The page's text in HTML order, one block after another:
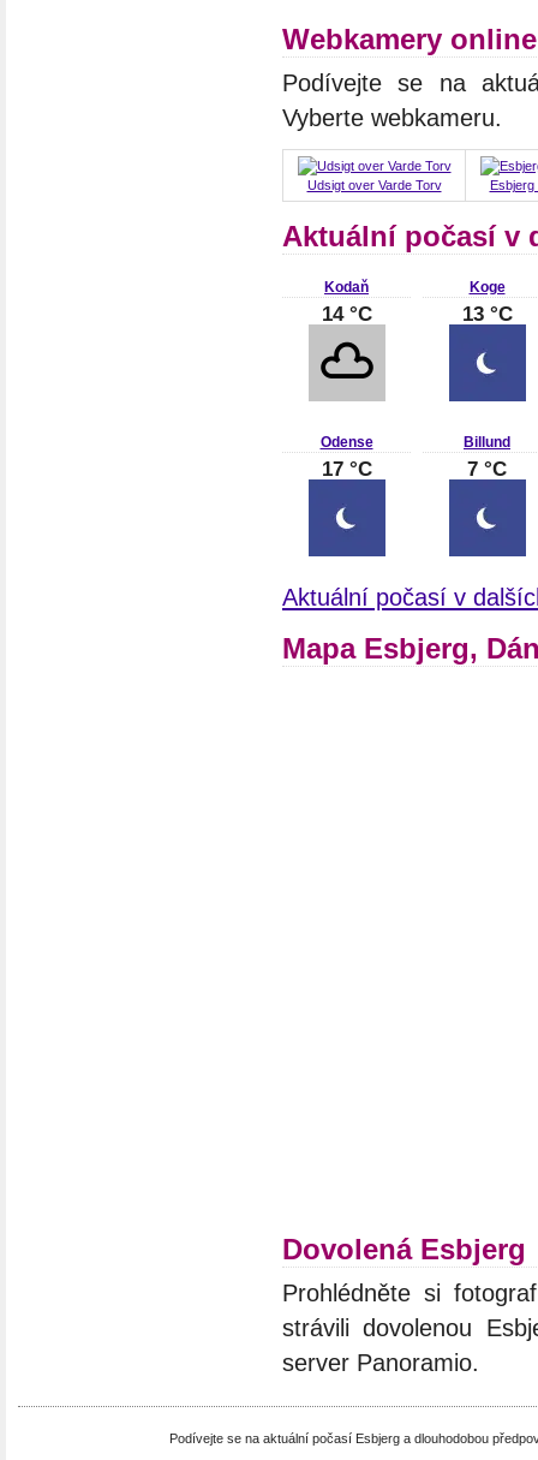
Webkamery
Podívejte se na
Vyberte webkameru.
Udsigt over Varde Torv Esbjerg
Aktuální počasí v
Kodaň
14 °C
Koge
13 °C
Odense
17 °C
Billund
7 °C
Aktuální počasí v
Mapa Esbjerg,
Dovolená Esbjerg
Prohlédněte si
strávili dovolenou
server Panoramio.
Podívejte se na aktuální počasí Esbjerg a dlouhodobou